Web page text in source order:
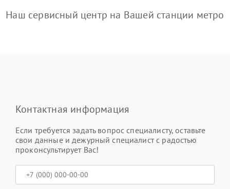
Наш сервисный центр на Вашей станции метро
Контактная информация
Если требуется задать вопрос специалисту, оставьте
свои данные и дежурный специалист с радостью
проконсультирует Вас!